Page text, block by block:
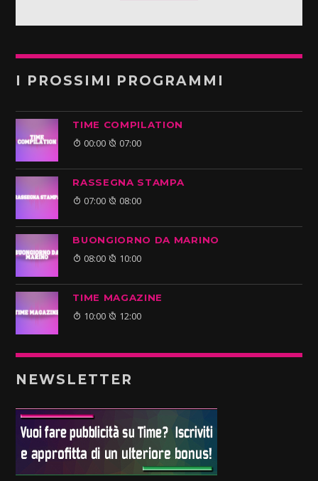
I PROSSIMI PROGRAMMI
TIME COMPILATION
00:00 07:00
RASSEGNA STAMPA
07:00 08:00
BUONGIORNO DA MARINO
08:00 10:00
TIME MAGAZINE
10:00 12:00
NEWSLETTER